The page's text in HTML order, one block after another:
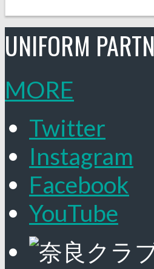
UNIFORM
MORE
Twitter
Instagram
Facebook
YouTube